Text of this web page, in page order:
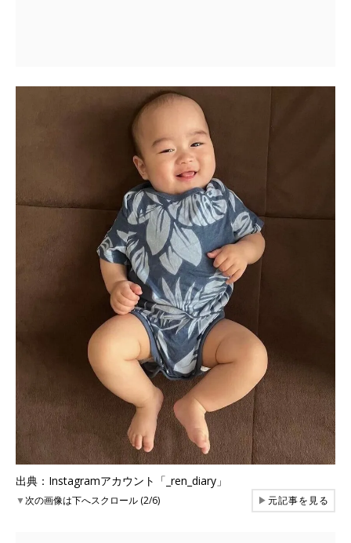
出典：Instagramアカウント「_ren_diary」
▼次の画像は下へスクロール (2/6) ▶元記事を見る